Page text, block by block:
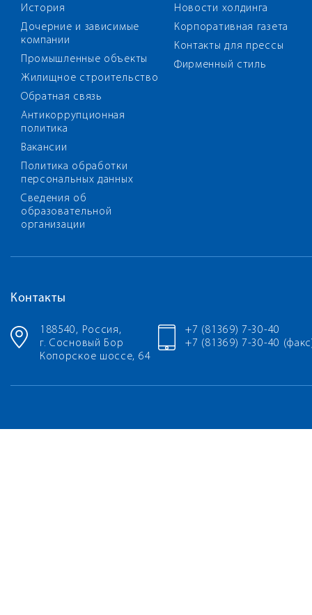
История
Дочерние и зависимые
компании
Промышленные объекты
Жилищное строительство
Обратная связь
Антикоррупционная
политика
Вакансии
Политика обработки
персональных данных
Сведения об
образовательной
организации
Новости холдинга
Корпоративная газета
Контакты для прессы
Фирменный стиль
Контакты
188540, Россия,
г. Сосновый Бор
Копорское шоссе, 64
+7 (81369) 7-30-40
+7 (81369) 7-30-40